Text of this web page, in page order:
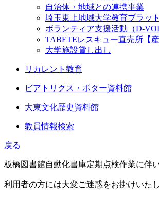
自治体・地域との連携事業
埼玉東上地域大学教育プラッ
ボランティア支援活動（D-
TABETEレスキュー直売所【
大学施設貸し出し
リカレント教育
ビアトリクス・ポター資料館
大東文化歴史資料館
教員情報検索
戻る
板橋図書館自動化書庫定期点検作業に伴
利用者の方には大変ご迷惑をお掛けいた